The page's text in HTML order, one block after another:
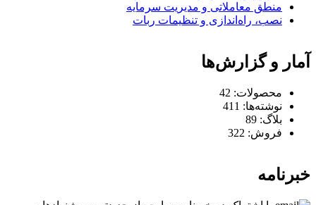
منطق معاملاتی و مدیریت سرمایه
نصب، راه‌اندازی و تنظیمات ربات
آمار و گزارش‌ها
محصولات: 42
نوشته‌ها: 411
بلاگ: 89
فروش: 322
خبرنامه